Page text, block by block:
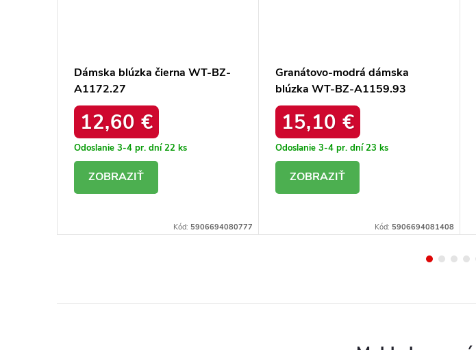
Dámska blúzka čierna WT-BZ-
A1172.27
12,60 €
Odoslanie 3-4 pr. dní22 ks
Kód: 5906694080777
Granátovo-modrá dámska
blúzka WT-BZ-A1159.93
15,10 €
Odoslanie 3-4 pr. dní23 ks
Kód: 5906694081408